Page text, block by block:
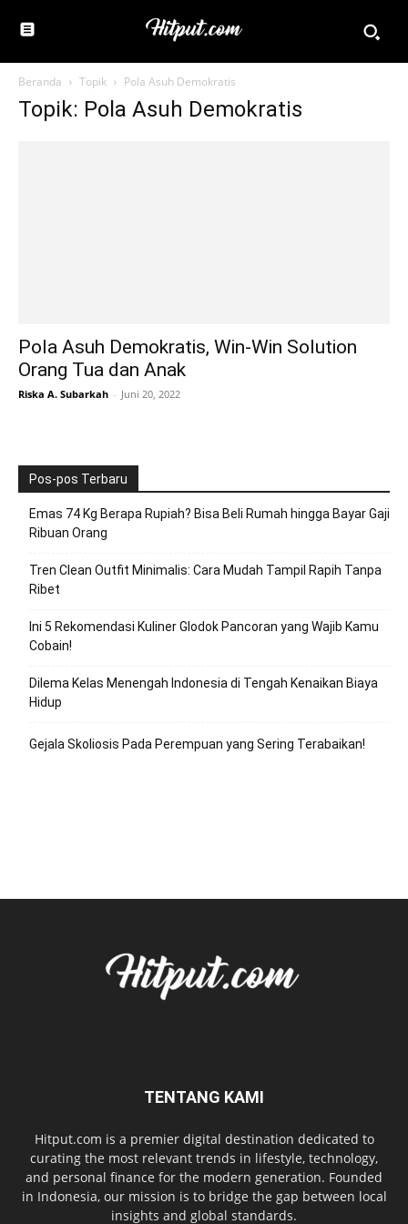
Beranda Topik Pola Asuh Demokratis
Topik: Pola Asuh Demokratis
Pola Asuh Demokratis, Win-Win Solution
Orang Tua dan Anak
Riska A. Subarkah - Juni 20, 2022
Pos-pos Terbaru
Emas 74 Kg Berapa Rupiah? Bisa Beli Rumah hingga Bayar Gaji
Ribuan Orang
Tren Clean Outfit Minimalis: Cara Mudah Tampil Rapih Tanpa
Ribet
Ini 5 Rekomendasi Kuliner Glodok Pancoran yang Wajib Kamu
Cobain!
Dilema Kelas Menengah Indonesia di Tengah Kenaikan Biaya
Hidup
Gejala Skoliosis Pada Perempuan yang Sering Terabaikan!
TENTANG KAMI
Hitput.com is a premier digital destination dedicated to
curating the most relevant trends in lifestyle, technology,
and personal finance for the modern generation. Founded
in Indonesia, our mission is to bridge the gap between local
insights and global standards.